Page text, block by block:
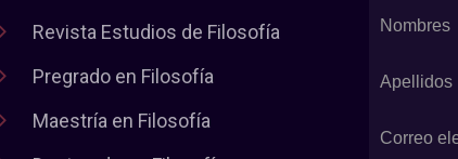
Revista Estudios de Filosofía
Pregrado en Filosofía
Maestría en Filosofía